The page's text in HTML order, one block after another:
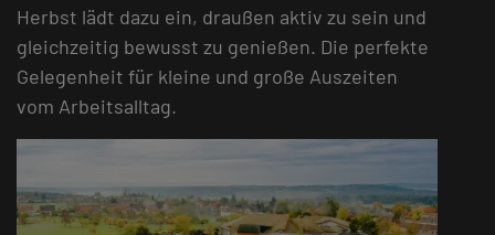
Herbst lädt dazu ein, draußen aktiv zu sein und
gleichzeitig bewusst zu genießen. Die perfekte
Gelegenheit für kleine und große Auszeiten
vom Arbeitsalltag.